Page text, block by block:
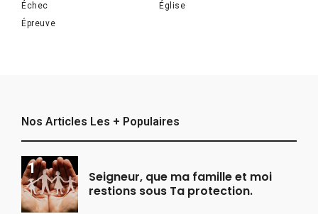
Échec
Église
Épreuve
Nos Articles Les + Populaires
Seigneur, que ma famille et moi
restions sous Ta protection.